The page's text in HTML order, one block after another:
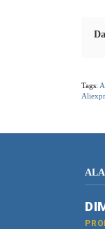
Tags: